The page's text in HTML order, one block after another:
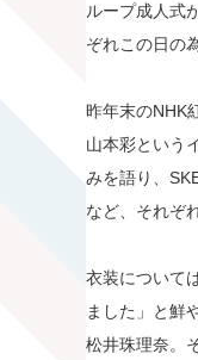
ループ成人式
ぞれこの日の
昨年末のNHK
山本彩という
みを語り、
など、それぞ
衣装について
ました」と鮮
松井珠理奈。